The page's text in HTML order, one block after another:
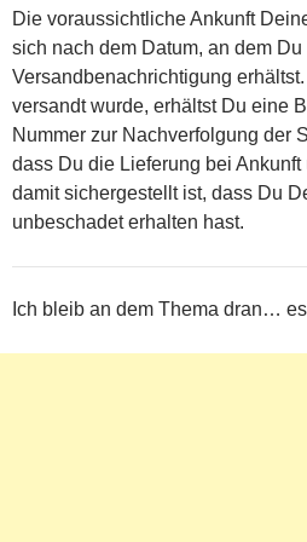
Die voraussichtliche Ankunft
sich nach dem Datum, an dem
Versandbenachrichtigung
versandt wurde, erhältst Du eine
Nummer zur Nachverfolgung der
dass Du die Lieferung bei
damit sichergestellt ist, dass Du
unbeschadet erhalten hast.
Ich bleib an dem Thema dran…